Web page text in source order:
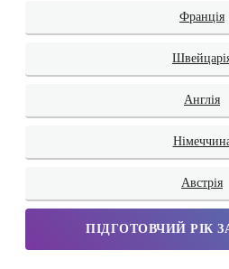
Франція
Англія
Австрія
ПІДГОТОВЧИЙ РІК